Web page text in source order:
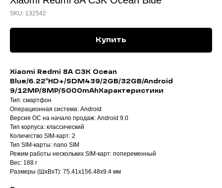
SKU: 132542
Купить
Xiaomi Redmi 8A C3K Ocean
Blue/6.22"HD+/SDM439/2GB/32GB/Android
9/12MP/8MP/5000mAhХарактеристики
Тип: смартфон
Операционная система: Android
Версия ОС на начало продаж: Android 9.0
Тип корпуса: классический
Количество SIM-карт: 2
Тип SIM-карты: nano SIM
Режим работы нескольких SIM-карт: попеременный
Вес: 188 г
Размеры (ШxВxТ): 75.41x156.48x9.4 мм